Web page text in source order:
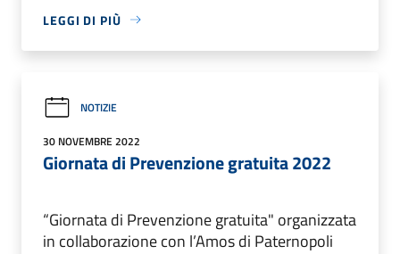
LEGGI DI PIÙ
NOTIZIE
30 NOVEMBRE 2022
Giornata di Prevenzione gratuita 2022
“Giornata di Prevenzione gratuita" organizzata
in collaborazione con l’Amos di Paternopoli